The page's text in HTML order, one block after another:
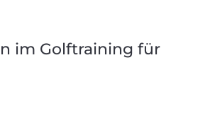
im Golftraining für